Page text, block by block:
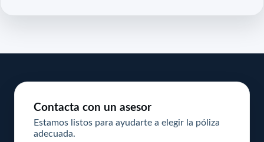
Contacta con un asesor
Estamos listos para ayudarte a elegir la póliza
adecuada.